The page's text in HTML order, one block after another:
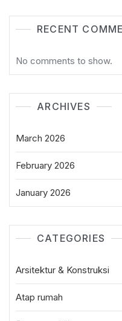
RECENT
No comments to show.
ARCHIVES
March 2026
February 2026
January 2026
CATEGORIES
Arsitektur & Konstruksi
Atap rumah